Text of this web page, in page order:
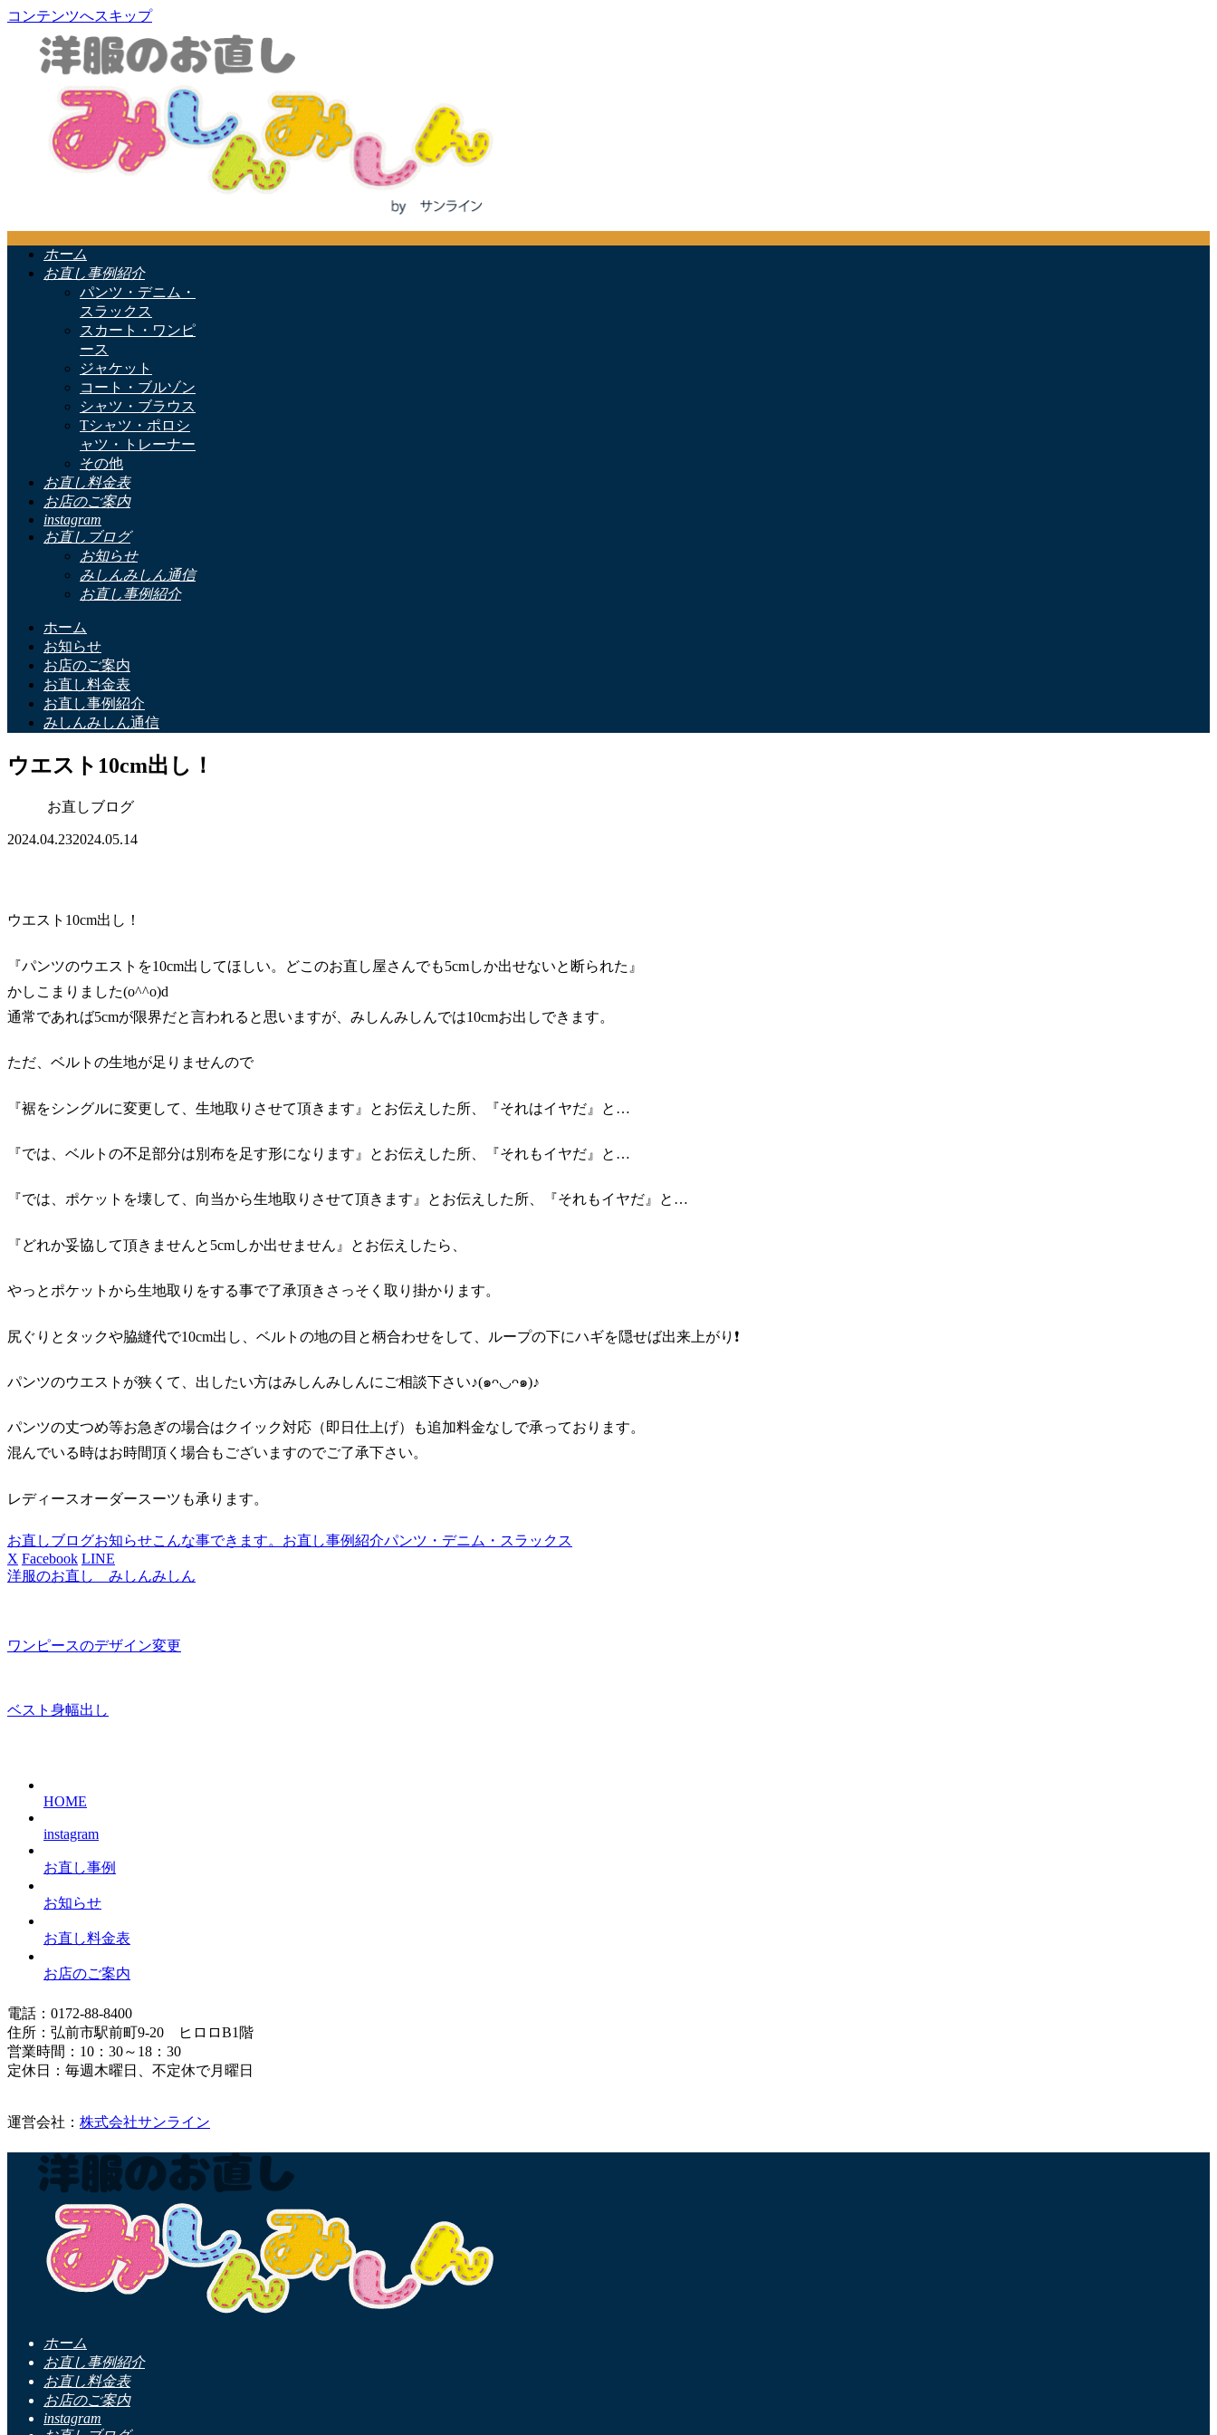
コンテンツへスキップ
ホーム
お直し事例紹介
パンツ・デニム・
スラックス
スカート・ワンピ
ース
ジャケット
コート・ブルゾン
シャツ・ブラウス
Tシャツ・ポロシ
ャツ・トレーナー
その他
お直し料金表
お店のご案内
instagram
お直しブログ
お知らせ
みしんみしん通信
お直し事例紹介
ホーム
お知らせ
お店のご案内
お直し料金表
お直し事例紹介
みしんみしん通信
ウエスト10cm出し！
お直しブログ
2024.04.232024.05.14
ウエスト10cm出し！
『パンツのウエストを10cm出してほしい。どこのお直し屋さんでも5cmしか出せないと断られた』
かしこまりました(o^^o)d
通常であれば5cmが限界だと言われると思いますが、みしんみしんでは10cmお出しできます。
ただ、ベルトの生地が足りませんので
『裾をシングルに変更して、生地取りさせて頂きます』とお伝えした所、『それはイヤだ』と…
『では、ベルトの不足部分は別布を足す形になります』とお伝えした所、『それもイヤだ』と…
『では、ポケットを壊して、向当から生地取りさせて頂きます』とお伝えした所、『それもイヤだ』と…
『どれか妥協して頂きませんと5cmしか出せません』とお伝えしたら、
やっとポケットから生地取りをする事で了承頂きさっそく取り掛かります。
尻ぐりとタックや脇縫代で10cm出し、ベルトの地の目と柄合わせをして、ループの下にハギを隠せば出来上がり❗️
パンツのウエストが狭くて、出したい方はみしんみしんにご相談下さい♪(๑ᴖ◡ᴖ๑)♪
パンツの丈つめ等お急ぎの場合はクイック対応（即日仕上げ）も追加料金なしで承っております。
混んでいる時はお時間頂く場合もございますのでご了承下さい。
レディースオーダースーツも承ります。
お直しブログお知らせこんな事できます。お直し事例紹介パンツ・デニム・スラックス
X Facebook LINE
洋服のお直し みしんみしん
ワンピースのデザイン変更
ベスト身幅出し
HOME
instagram
お直し事例
お知らせ
お直し料金表
お店のご案内
電話：0172-88-8400
住所：弘前市駅前町9-20 ヒロロB1階
営業時間：10：30～18：30
定休日：毎週木曜日、不定休で月曜日
運営会社： 株式会社サンライン
ホーム
お直し事例紹介
お直し料金表
お店のご案内
instagram